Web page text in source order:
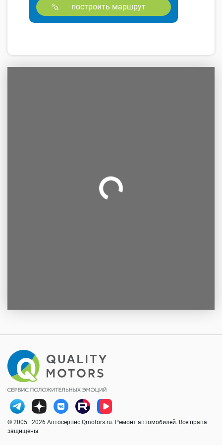
построить маршрут
© 2005—2026 Автосервис Qmotors.ru. Ремонт автомобилей. Все права
защищены.